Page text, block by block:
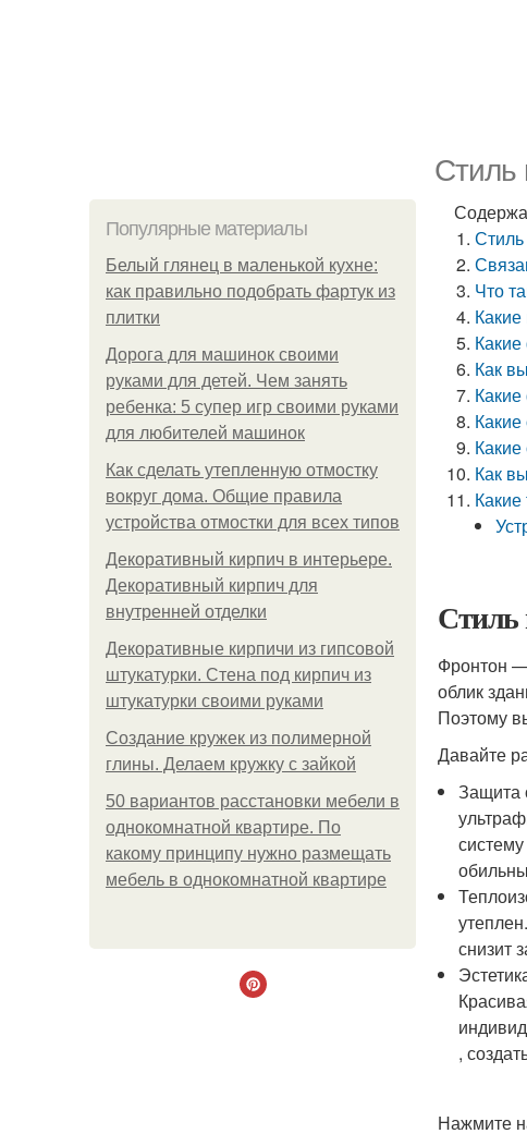
Стиль
Популярные материалы
Белый глянец в маленькой кухне:
как правильно подобрать фартук из
плитки
Дорога для машинок своими
руками для детей. Чем занять
ребенка: 5 супер игр своими руками
для любителей машинок
Как сделать утепленную отмостку
вокруг дома. Общие правила
устройства отмостки для всех типов
Декоративный кирпич в интерьере.
Декоративный кирпич для
внутренней отделки
Декоративные кирпичи из гипсовой
штукатурки. Стена под кирпич из
штукатурки своими руками
Создание кружек из полимерной
глины. Делаем кружку с зайкой
50 вариантов расстановки мебели в
однокомнатной квартире. По
какому принципу нужно размещать
мебель в однокомнатной квартире
Что
Как
Как
Стиль
Фронтон —
облик
Поэтому
Давайте
Защита
снизит
,
Нажмите